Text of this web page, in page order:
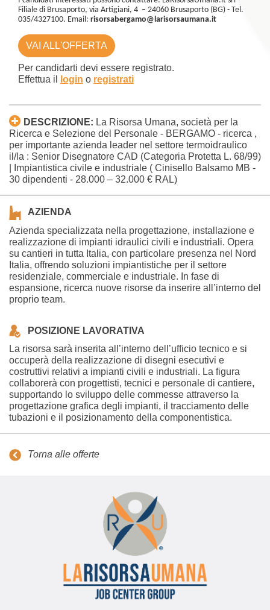
Filiale di Brusaporto, via Artigiani, 4 – 24060 Brusaporto (BG) - Tel.
035/4327100. Email: risorsabergamo@larisorsaumana.it
VAI ALL'OFFERTA
Per candidarti devi essere registrato.
Effettua il
login o registrati
DESCRIZIONE: La Risorsa Umana, società per la
Ricerca e Selezione del Personale - BERGAMO - ricerca ,
per importante azienda leader nel settore termoidraulico
il/la : Senior Disegnatore CAD (Categoria Protetta L. 68/99)
| Impiantistica civile e industriale ( Cinisello Balsamo MB -
30 dipendenti - 28.000 – 32.000 € RAL)
AZIENDA
Azienda specializzata nella progettazione, installazione e
realizzazione di impianti idraulici civili e industriali. Opera
su cantieri in tutta Italia, con particolare presenza nel Nord
Italia, offrendo soluzioni impiantistiche per il settore
residenziale, commerciale e industriale. In fase di
espansione, ricerca nuove risorse da inserire all’interno del
proprio team.
POSIZIONE LAVORATIVA
La risorsa sarà inserita all’interno dell’ufficio tecnico e si
occuperà della realizzazione di disegni esecutivi e
costruttivi relativi a impianti civili e industriali. La figura
collaborerà con progettisti, tecnici e personale di cantiere,
supportando lo sviluppo delle commesse attraverso la
progettazione grafica degli impianti, il tracciamento delle
tubazioni e il posizionamento della componentistica.
Torna alle offerte